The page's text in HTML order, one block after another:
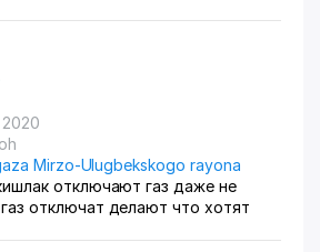
2020
Mirzo-Ulugbekskogo rayona
отключают газ даже не
отключат делают что хотят